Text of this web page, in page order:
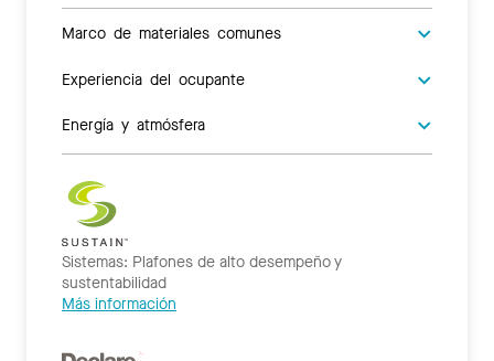
Marco de materiales comunes
Experiencia del ocupante
Energía y atmósfera
Sistemas: Plafones de alto desempeño y
sustentabilidad
Más información